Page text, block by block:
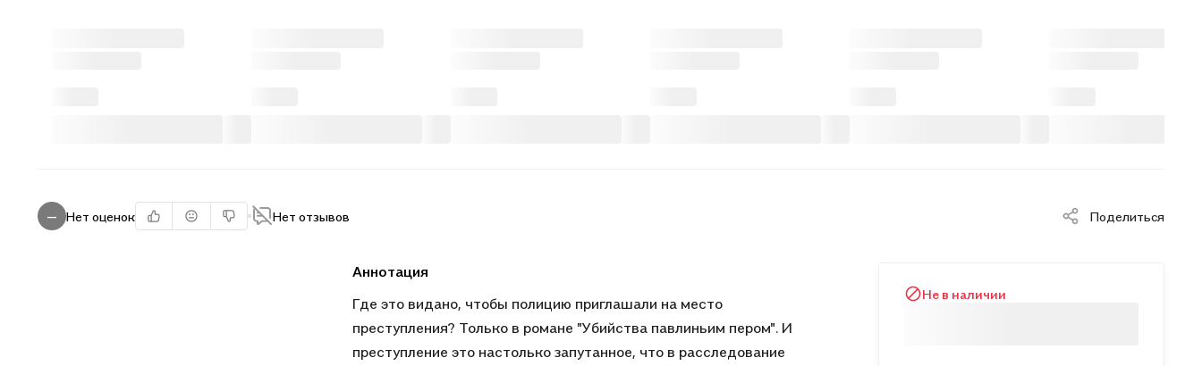
— Нет оценок Нет отзывов Поделиться
Аннотация
Где это видано, чтобы полицию приглашали на место
преступления? Только в романе "Убийства павлиньим пером". И
преступление это настолько запутанное, что в расследование
Не в наличии